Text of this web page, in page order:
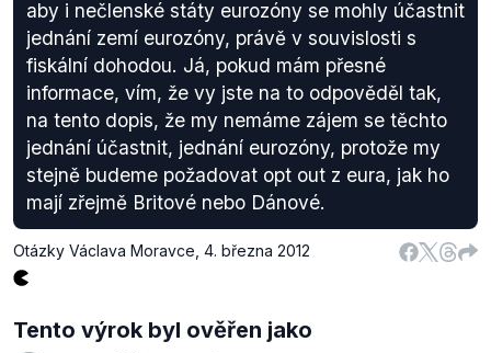
aby i nečlenské státy eurozóny se mohly účastnit
jednání zemí eurozóny, právě v souvislosti s
fiskální dohodou. Já, pokud mám přesné
informace, vím, že vy jste na to odpověděl tak,
na tento dopis, že my nemáme zájem se těchto
jednání účastnit, jednání eurozóny, protože my
stejně budeme požadovat opt out z eura, jak ho
mají zřejmě Britové nebo Dánové.
Otázky Václava Moravce 4. března 2012
Tento výrok byl ověřen jako